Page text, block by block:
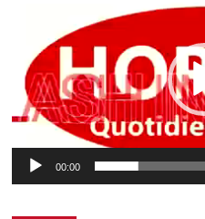
00:00